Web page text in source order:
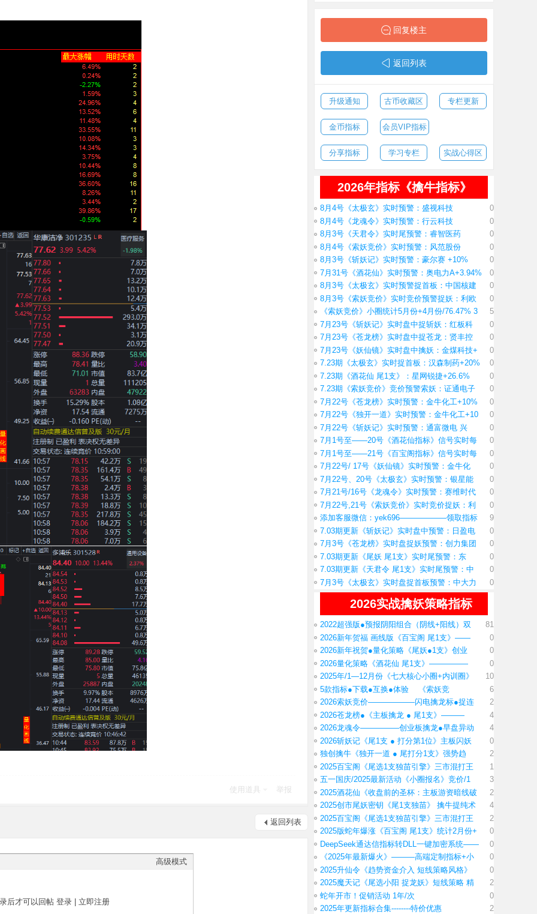
使用道具 举报
返回列表
高级模式
后才可以回帖 登录| 立即注册
回复楼主
返回列表
升级通知 古币收藏区 专栏更新
金币指标 会员VIP指标
分享指标 学习专栏 实战心得区
2026年指标《擒牛指标》
0
8月4号《太极玄》实时预警：盛视科技
0
8月4号《龙魂令》实时预警：行云科技
0
8月3号《天君令》实时尾预警：睿智医药
0
8月4号《索妖竞价》实时预警：风范股份
0
8月3号《斩妖记》实时预警：豪尔赛 +10%
0
7月31号《酒花仙》实时预警：奥电力A+3.94%
0
8月3号《太极玄》实时预警捉首板：中国核建
0
8月3号《索妖竞价》实时竞价预警捉妖：利欧
5
《索妖竞价》小圈统计5月份+4月份/76.47% 3
0
7月23号《斩妖记》实时盘中捉斩妖：红板科
0
7月23号《苍龙榜》实时盘中捉苍龙：贤丰控
0
7月23号《妖仙镜》实时盘中擒妖：金煤科技+
0
7.23期《太极玄》实时捉首板：汉森制药+20%
0
7.23期《酒花仙 尾1支》：星网锐捷+26.6%
0
7.23期《索妖竞价》竞价预警索妖：证通电子
0
7月22号《苍龙榜》实时预警：金牛化工+10%
0
7月22号《独开一道》实时预警：金牛化工+10
0
7月22号《斩妖记》实时预警：通富微电 兴
0
7月1号至——20号《酒花仙指标》信号实时每
0
7月1号至——21号《百宝阁指标》信号实时每
0
7月22号/ 17号《妖仙镜》实时预警：金牛化
0
7月22号、20号《太极玄》实时预警：银星能
0
7月21号/16号《龙魂令》实时预警：赛维时代
0
7月22号,21号《索妖竞价》实时竞价捉妖：利
9
添加客服微信：yek696——————领取指标
0
7.03期更新《斩妖记》实时盘中预警：日盈电
0
7月3号《苍龙榜》实时盘捉妖预警：创力集团
0
7.03期更新《尾妖 尾1支》实时尾预警：东
0
7.03期更新《天君令 尾1支》实时尾预警：中
0
7月3号《太极玄》实时盘捉首板预警：中大力
2026实战擒妖策略指标
81
2022超强版●预报阴阳组合（阴线+阳线）双
0
2026新年贺福 画线版《百宝阁 尾1支》——
0
2026新年祝贺●量化策略《尾妖●1支》创业
0
2026量化策略《酒花仙 尾1支》—————
10
2025年/1—12月份《七大核心小圈+内训圈》
6
5款指标●下载●互换●体验 《索妖竞
2
2026索妖竞价——————闪电擒龙标●捉连
4
2026苍龙榜●《主板擒龙 ● 尾1支》———
4
2026龙魂令—————创业板擒龙●早盘异动
0
2026斩妖记《尾1支 ● 打分第1位》主板闪妖
2
独创擒牛《独开一道 ● 尾打分1支》强势趋
1
2025百宝阁《尾选1支独苗引擎》三市混打王
3
五一国庆/2025最新活动《小圈报名》竞价/1
2
2025酒花仙《收盘前的圣杯：主板游资暗线破
4
2025创市尾妖密钥《尾1支独苗》 擒牛提纯术
2
2025百宝阁《尾选1支独苗引擎》三市混打王
0
2025版蛇年爆涨《百宝阁 尾1支》统计2月份+
0
DeepSeek通达信指标转DLL一键加密系统——
0
《2025年最新爆火》———高端定制指标+小
0
2025升仙令《趋势资金介入 短线策略风格》
2
2025魔天记《尾选小阳 捉龙妖》短线策略 精
0
蛇年开市！促销活动 1年/次
2
2025年更新指标合集--------特价优惠